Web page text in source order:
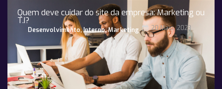
Quem deve cuidar do site da empresa: Marketing ou
T.I?
Desenvolvimento,Interno,Marketing 20 Maio, 2023